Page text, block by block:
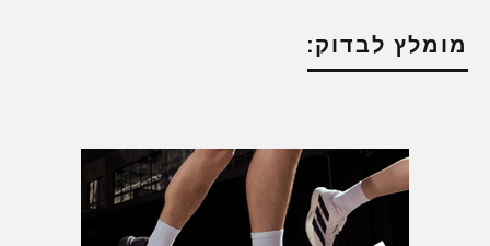
מומלץ לבדוק: